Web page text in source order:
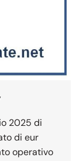
2025 di
di eur
operativo